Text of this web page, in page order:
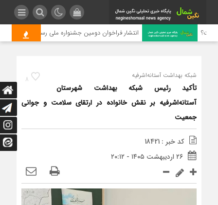
انتشار فراخوان دومین جشنواره ملی رسانه‌ای چای
8 شبکه بهداشت آستانه‌اشرفیه
تأکید رئیس شبکه بهداشت شهرستان
آستانه‌اشرفیه بر نقش خانواده در ارتقای سلامت و جوانی
جمعیت
کد خبر : 18421
۲۶ اردیبهشت ۱۴۰۵ - ۲۰:۱۲